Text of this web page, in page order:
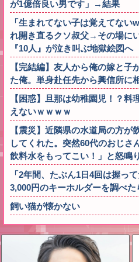
が1億倍良い男です」→結果
「生まれてない子は覚えてな
れ開き直るクソ叔父→その場に
『10人』が泣き叫ぶ地獄絵図へ
【完結編】友人から俺の嫁と
た俺。単身赴任先から興信所に
【困惑】旦那は幼稚園児！？
えないｗｗｗｗ
【震災】近隣県の水道局の方
してくれた。突然60代のおじさ
飲料水をもってこい！」と怒鳴
「2年間、たぶん1日4回は握っ
3,000円のキーホルダーを調べた
飼い猫が懐かない